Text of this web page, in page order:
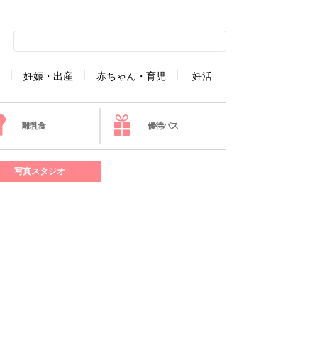
妊娠・出産 赤ちゃん・育児 妊活
離乳食 優待パス
写真スタジオ